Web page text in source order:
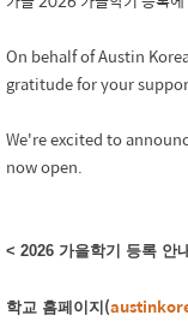
On behalf of Austin
gratitude for your
We're excited to
now open.
< 2026 가을학기 등록 안
학교 홈페이지 (